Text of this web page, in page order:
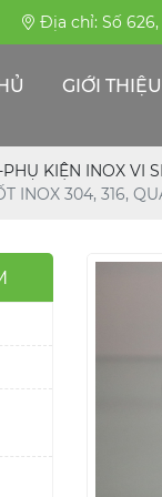
Địa chỉ: Số 626,
GIỚI THIỆU
KIỆN INOX VI
INOX 304, 316,